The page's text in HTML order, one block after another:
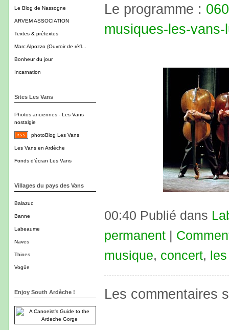
Le Blog de Nassogne
ARVEM ASSOCIATION
Textes & prétextes
Marc Alpozzo (Ouvroir de réfl...
Bonheur du jour
Incarnation
Sites Les Vans
Photos anciennes - Les Vans
nostalgie
photoBlog Les Vans
Les Vans en Ardèche
Fonds d'écran Les Vans
Villages du pays des Vans
Balazuc
Banne
Labeaume
Naves
Thines
Vogüe
Enjoy South Ardèche !
Le programme :
musiques-les-
00:40 Publié dans
permanent
musique, concert,
Les commentaires